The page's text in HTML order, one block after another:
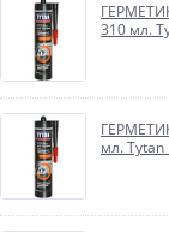
310 мл.
мл. Tytan